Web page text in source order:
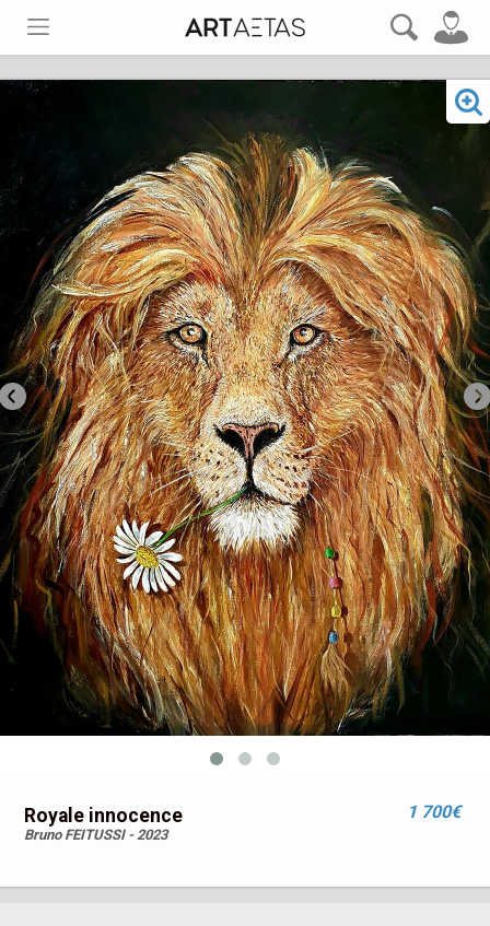
Royale innocence
Bruno FEITUSSI - 2023
1 700€